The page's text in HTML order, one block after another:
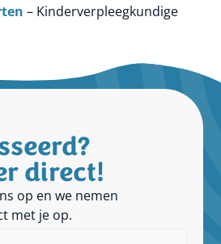
– Kinderverpleegkundige
direct!
op en we nemen
met je op.